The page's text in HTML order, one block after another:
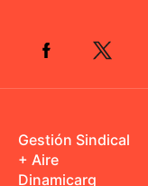
Gestión Sindical
+ Aire
Dinamicarg